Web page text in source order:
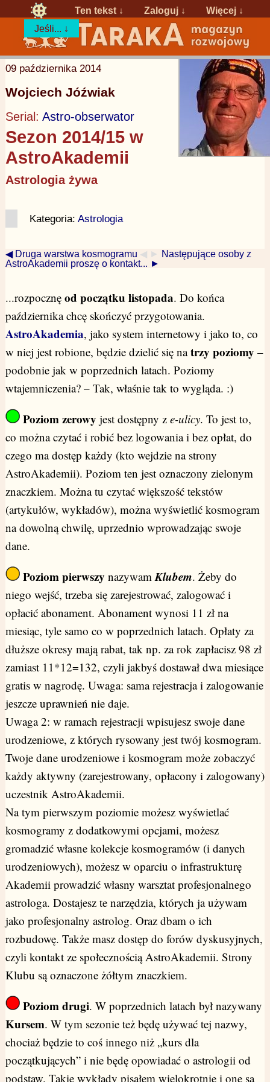
Ten tekst ↓ Zaloguj ↓
Więcej ↓
Jeśli... ↓
09 października 2014
Wojciech Jóźwiak
Serial: Astro-obserwator
Sezon 2014/15 w
AstroAkademii
Astrologia żywa
Kategoria: Astrologia
◀ Druga warstwa kosmogramu ◀ ► Następujące osoby z
AstroAkademii proszę o kontakt... ►
...rozpocznę od początku listopada. Do końca
października chcę skończyć przygotowania.
AstroAkademia, jako system internetowy i jako to, co
w niej jest robione, będzie dzielić się natrzy poziomy –
podobnie jak w poprzednich latach. Poziomy
wtajemniczenia? – Tak, właśnie tak to wygląda. :)
Poziom zerowy jest dostępny z e-ulicy. To jest to,
co można czytać i robić bez logowania i bez opłat, do
czego ma dostęp każdy (kto wejdzie na strony
AstroAkademii). Poziom ten jest oznaczony zielonym
znaczkiem. Można tu czytać większość tekstów
(artykułów, wykładów), można wyświetlić kosmogram
na dowolną chwilę, uprzednio wprowadzając swoje
dane.
Poziom pierwszy nazywamKlubem. Żeby do
niego wejść, trzeba się zarejestrować, zalogować i
opłacić abonament. Abonament wynosi 11 zł na
miesiąc, tyle samo co w poprzednich latach. Opłaty za
dłuższe okresy mają rabat, tak np. za rok zapłacisz 98 zł
zamiast 11*12=132, czyli jakbyś dostawał dwa miesiące
gratis w nagrodę. Uwaga: sama rejestracja i zalogowanie
jeszcze uprawnień nie daje.
Uwaga 2: w ramach rejestracji wpisujesz swoje dane
urodzeniowe, z których rysowany jest twój kosmogram.
Twoje dane urodzeniowe i kosmogram może zobaczyć
każdy aktywny (zarejestrowany, opłacony i zalogowany)
uczestnik AstroAkademii.
Na tym pierwszym poziomie możesz wyświetlać
kosmogramy z dodatkowymi opcjami, możesz
gromadzić własne kolekcje kosmogramów (i danych
urodzeniowych), możesz w oparciu o infrastrukturę
Akademii prowadzić własny warsztat profesjonalnego
astrologa. Dostajesz te narzędzia, których ja używam
jako profesjonalny astrolog. Oraz dbam o ich
rozbudowę. Także masz dostęp do forów dyskusyjnych,
czyli kontakt ze społecznością AstroAkademii. Strony
Klubu są oznaczone żółtym znaczkiem.
Poziom drugi. W poprzednich latach był nazywany
Kursem. W tym sezonie też będę używać tej nazwy,
chociaż będzie to coś innego niż „kurs dla
początkujących” i nie będę opowiadać o astrologii od
podstaw. Takie wykłady pisałem wielokrotnie i one są